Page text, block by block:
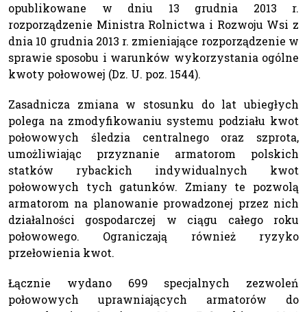
opublikowane w dniu 13 grudnia 2013 r.
rozporządzenie Ministra Rolnictwa i Rozwoju Wsi z
dnia 10 grudnia 2013 r. zmieniające rozporządzenie w
sprawie sposobu i warunków wykorzystania ogólne
kwoty połowowej (Dz. U. poz. 1544).
Zasadnicza zmiana w stosunku do lat ubiegłych
polega na zmodyfikowaniu systemu podziału kwot
połowowych śledzia centralnego oraz szprota,
umożliwiając przyznanie armatorom polskich
statków rybackich indywidualnych kwot
połowowych tych gatunków. Zmiany te pozwolą
armatorom na planowanie prowadzonej przez nich
działalności gospodarczej w ciągu całego roku
połowowego. Ograniczają również ryzyko
przełowienia kwot.
Łącznie wydano 699 specjalnych zezwoleń
połowowych uprawniających armatorów do